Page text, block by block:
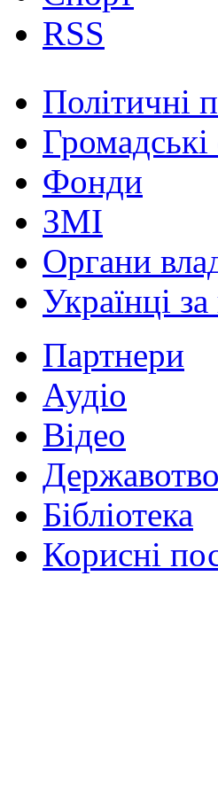
RSS
Політичні
Громадські
Фонди
ЗМІ
Органи
Українці
Партнери
Аудіо
Відео
Бібліотека
Корисні